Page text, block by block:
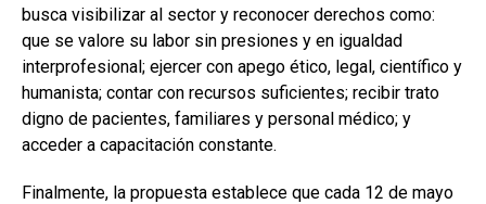
busca visibilizar al sector y reconocer derechos como:
que se valore su labor sin presiones y en igualdad
interprofesional; ejercer con apego ético, legal, científico y
humanista; contar con recursos suficientes; recibir trato
digno de pacientes, familiares y personal médico; y
acceder a capacitación constante.
Finalmente, la propuesta establece que cada 12 de mayo